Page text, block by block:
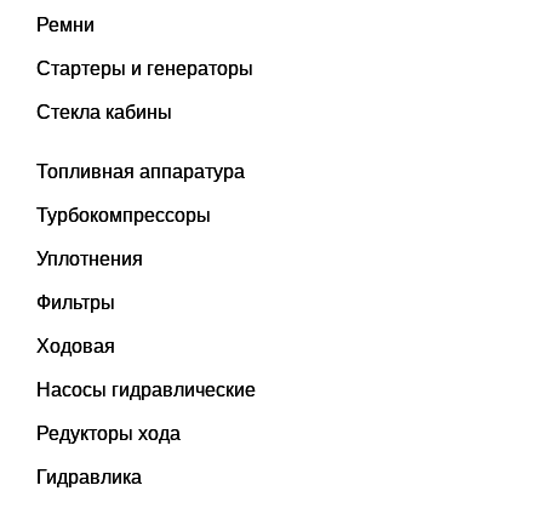
Ремни
Стартеры и генераторы
Стекла кабины
Топливная аппаратура
Турбокомпрессоры
Уплотнения
Фильтры
Ходовая
Насосы гидравлические
Редукторы хода
Гидравлика